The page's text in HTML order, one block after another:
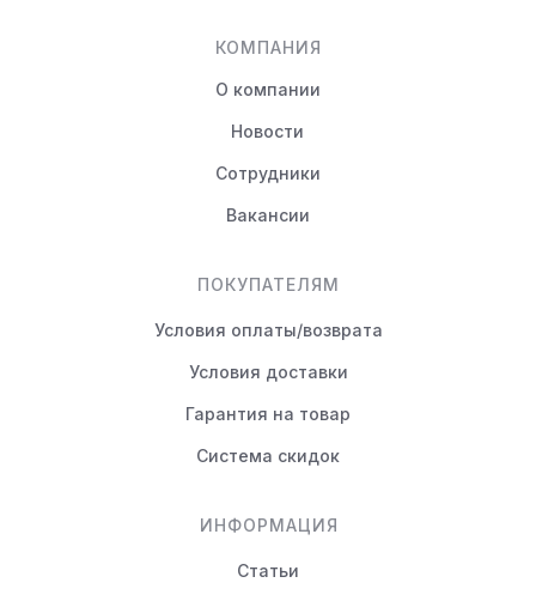
КОМПАНИЯ
О компании
Новости
Сотрудники
Вакансии
ПОКУПАТЕЛЯМ
Условия оплаты/возврата
Условия доставки
Гарантия на товар
Система скидок
ИНФОРМАЦИЯ
Статьи